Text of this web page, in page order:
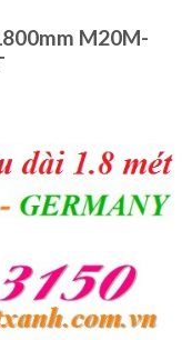
M20M-